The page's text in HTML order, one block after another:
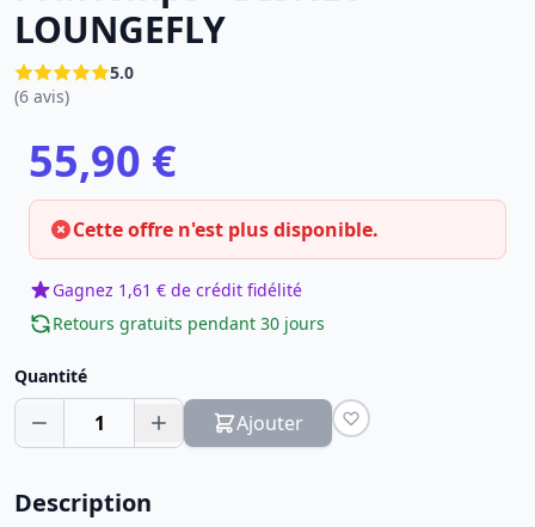
LOUNGEFLY
5.0
(6 avis)
55,90 €
Cette offre n'est plus disponible.
Gagnez 1,61 € de crédit fidélité
Retours gratuits pendant 30 jours
Quantité
1 Ajouter
Description